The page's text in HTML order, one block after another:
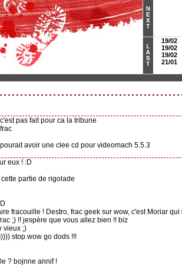
19/02
19/02
19/02
21/01
pas fait pour ca la tribune
avoir une clee cd pour videomach 5.5.3
eux ! :D
partie de rigolade
fracouille ! Destro, frac geek sur wow, c'est Moriar qui
;) !! jespère que vous allez bien !! biz
vieux ;)
stop wow go dods !!!
? bojnne annif !